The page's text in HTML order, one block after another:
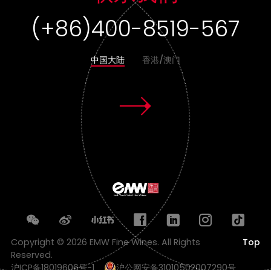
(+86)400-8519-567
中国大陆 香港/澳门
Copyright © 2026 EMW Fine Wines. All Rights
Reserved.
Top